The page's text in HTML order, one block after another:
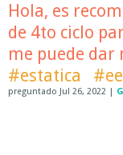
Hola, es
de 4to ciclo
me puede dar
#estatica
preguntado Jul 26, 2022 |